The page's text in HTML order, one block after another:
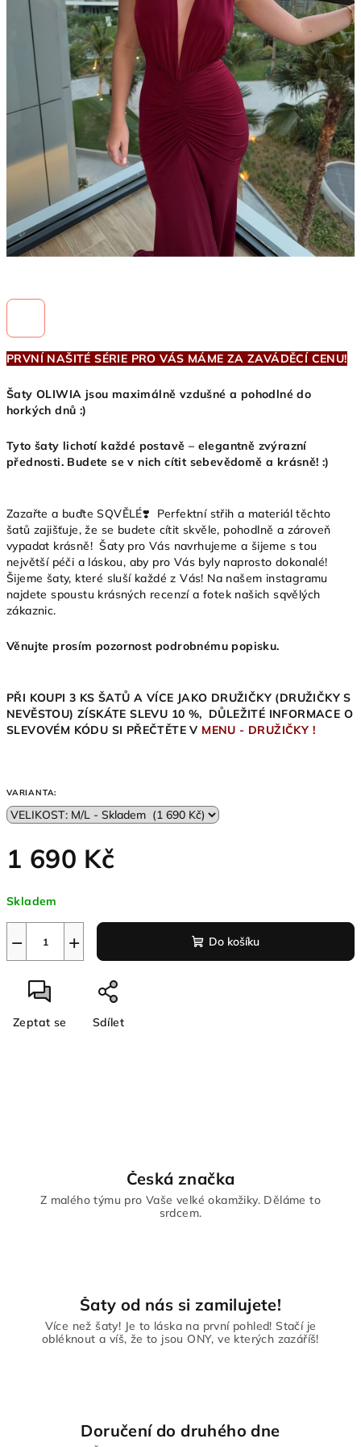
PRVNÍ NAŠITÉ SÉRIE PRO VÁS MÁME ZA ZAVÁDĚCÍ CENU!
Šaty OLIWIA jsou maximálně vzdušné a pohodlné do
horkých dnů :)
Tyto šaty lichotí každé postavě – elegantně zvýrazní
přednosti. Budete se v nich cítit sebevědomě a krásně! :)
Zazařte a buďte SQVĚLÉ❣️ Perfektní střih a materiál těchto
šatů zajišťuje, že se budete cítit skvěle, pohodlně a zároveň
vypadat krásně! Šaty pro Vás navrhujeme a šijeme s tou
největší péči a láskou, aby pro Vás byly naprosto dokonalé!
Šijeme šaty, které sluší každé z Vás! Na našem instagramu
najdete spoustu krásných recenzí a fotek našich sqvělých
zákaznic.
Věnujte prosím pozornost podrobnému popisku.
PŘI KOUPI 3 KS ŠATŮ A VÍCE JAKO DRUŽIČKY (DRUŽIČKY S
NEVĚSTOU) ZÍSKÁTE SLEVU 10 %, DŮLEŽITÉ INFORMACE O
SLEVOVÉM KÓDU SI PŘEČTĚTE V MENU - DRUŽIČKY !
VARIANTA:
1 690 Kč
cena:
Skladem
+
− Do košíku
Zeptat se Sdílet
Česká značka
Z malého týmu pro Vaše velké okamžiky. Děláme to
srdcem.
Šaty od nás si zamilujete!
Více než šaty! Je to láska na první pohled! Stačí je
obléknout a víš, že to jsou ONY, ve kterých zazáříš!
Doručení do druhého dne